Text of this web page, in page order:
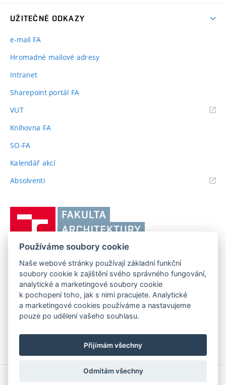
UŽITEČNÉ ODKAZY
e-mail FA
Hromadné mailové adresy
Intranet
Sharepoint portál FA
VUT(externí
Knihovna FA
SO-FA
Kalendář akcí
Absolventi(externí
Brně,
Fakulta
architektury
FAKULTA ARCHITEKTURY VUT V BRNĚ
Poříčí 273/5, 639 00 Brno
Telefon: 54114 6600
www.fa.vutbr.cz
info@fa.vutbr.cz
Používáme soubory cookie
Naše webové stránky používají základní funkční
soubory cookie k zajištění svého správného fungování,
analytické a marketingové soubory cookie
k pochopení toho, jak s nimi pracujete. Analytické
a marketingové cookies používáme a nastavujeme
pouze po udělení vašeho souhlasu.
Přijímám všechny
Odmítám všechny